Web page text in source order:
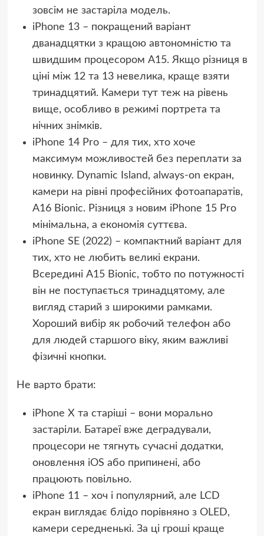
зовсім не застаріла модель.
iPhone 13 – покращений варіант
дванадцятки з кращою автономністю та
швидшим процесором A15. Якщо різниця в
ціні між 12 та 13 невелика, краще взяти
тринадцятий. Камери тут теж на рівень
вище, особливо в режимі портрета та
нічних знімків.
iPhone 14 Pro – для тих, хто хоче
максимум можливостей без переплати за
новинку. Dynamic Island, always-on екран,
камери на рівні професійних фотоапаратів,
A16 Bionic. Різниця з новим iPhone 15 Pro
мінімальна, а економія суттєва.
iPhone SE (2022) – компактний варіант для
тих, хто не любить великі екрани.
Всередині A15 Bionic, тобто по потужності
він не поступається тринадцятому, але
вигляд старий з широкими рамками.
Хороший вибір як робочий телефон або
для людей старшого віку, яким важливі
фізичні кнопки.
Не варто брати:
iPhone X та старіші – вони морально
застаріли. Батареї вже деградували,
процесори не тягнуть сучасні додатки,
оновлення iOS або припинені, або
працюють повільно.
iPhone 11 – хоч і популярний, але LCD
екран виглядає блідо порівняно з OLED,
камери середненькі. За ці гроші краще